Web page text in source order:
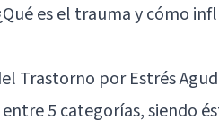
es el trauma y cómo
Trastorno por Estrés
5 categorías, siendo